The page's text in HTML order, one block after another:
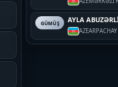
GÜMÜŞ AYLA
AZEARPACHAY